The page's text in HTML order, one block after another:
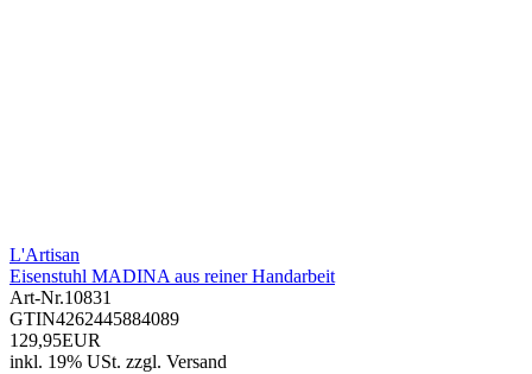
L'Artisan
Eisenstuhl MADINA aus reiner Handarbeit
Art-Nr.10831
GTIN4262445884089
129,95EUR
inkl. 19% USt. zzgl. Versand